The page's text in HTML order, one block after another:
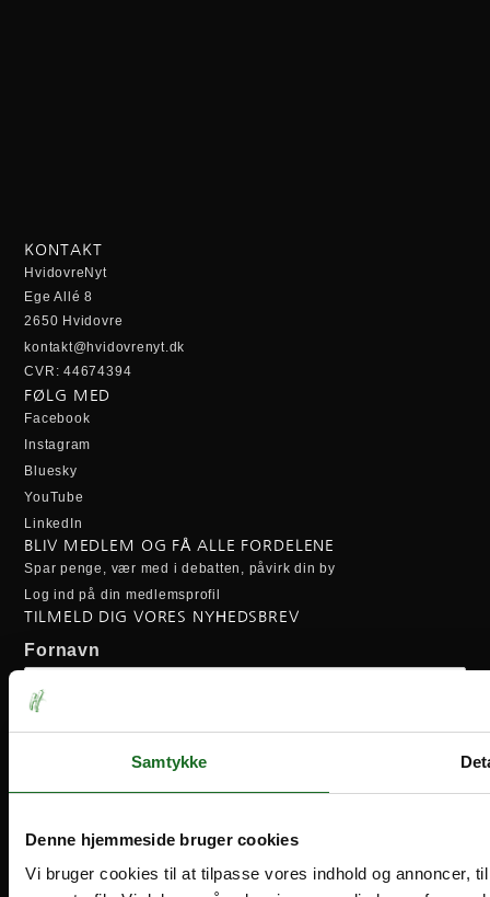
Samtykke
Denne hjemmeside bruger cookies
Vi bruger cookies til at tilpasse vores indhold og annoncer,
KONTAKT
HvidovreNyt
Ege Allé 8
2650 Hvidovre
kontakt@hvidovrenyt.dk
CVR: 44674394
FØLG MED
Facebook
Instagram
Bluesky
YouTube
LinkedIn
BLIV MEDLEM OG FÅ ALLE FORDELENE
Spar penge, vær med i debatten, påvirk din by
Log ind på din medlemsprofil
TILMELD DIG VORES NYHEDSBREV
Fornavn
Efternavn